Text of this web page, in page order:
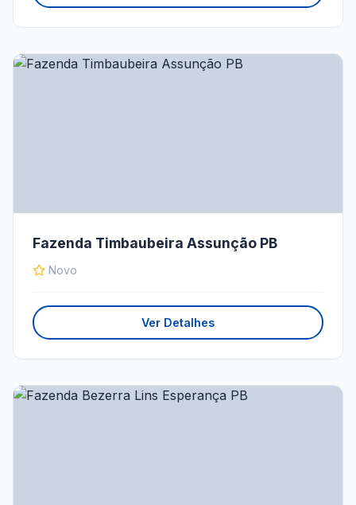
Fazenda Timbaubeira Assunção PB
Novo
Ver Detalhes